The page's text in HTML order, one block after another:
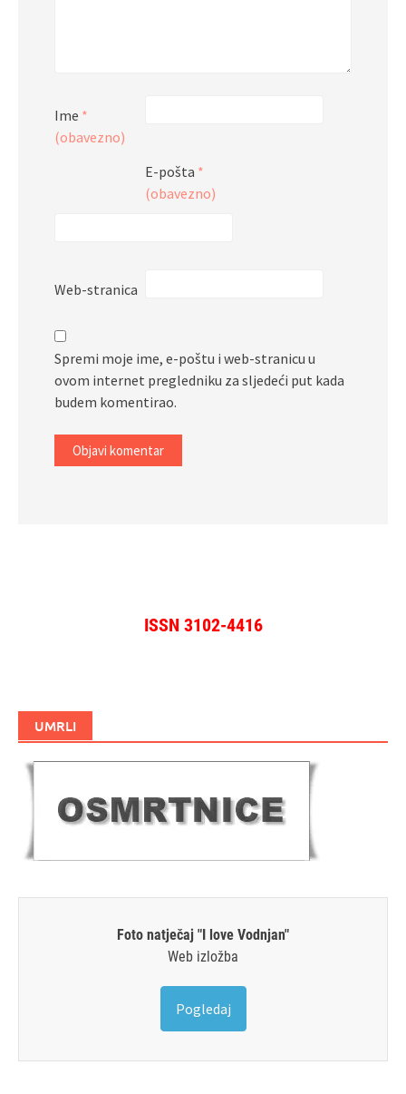
Ime *
(obavezno)
E-pošta *
(obavezno)
Web-stranica
Spremi moje ime, e-poštu i web-stranicu u
ovom internet pregledniku za sljedeći put kada
budem komentirao.
ISSN 3102-4416
UMRLI
Foto natječaj "I love Vodnjan"
Web izložba
Pogledaj